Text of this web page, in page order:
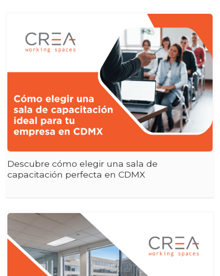
Descubre cómo elegir una sala de
capacitación perfecta en CDMX